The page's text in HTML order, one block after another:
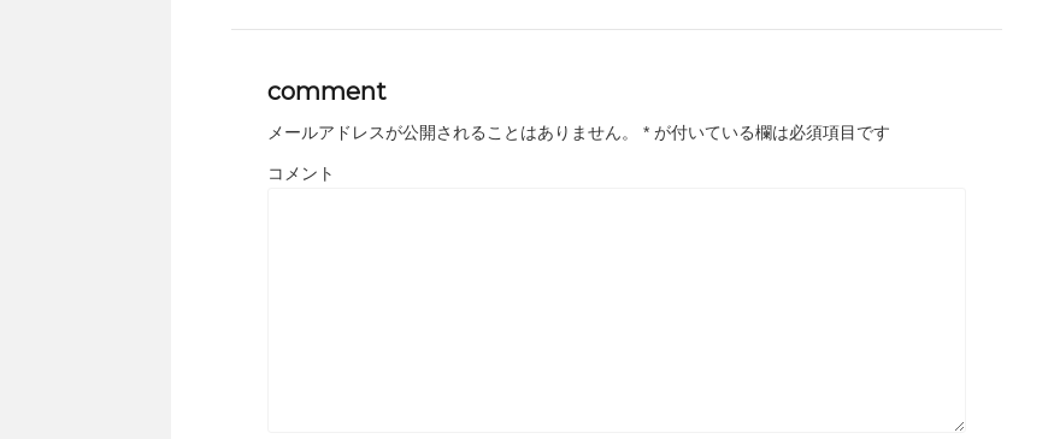
comment
メールアドレスが公開されることはありません。 * が付いている欄は必須項目です
コメント